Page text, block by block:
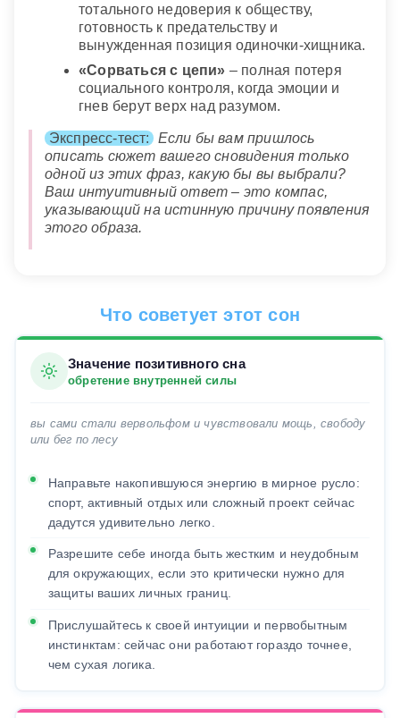
тотального недоверия к обществу,
готовность к предательству и
вынужденная позиция одиночки-хищника.
«Сорваться с цепи» – полная потеря
социального контроля, когда эмоции и
гнев берут верх над разумом.
Экспресс-тест:
Если бы вам пришлось
описать сюжет вашего сновидения только
одной из этих фраз, какую бы вы выбрали?
Ваш интуитивный ответ – это компас,
указывающий на истинную причину появления
этого образа.
Что советует этот сон
Значение позитивного сна
обретение внутренней силы
вы сами стали вервольфом и чувствовали мощь, свободу
или бег по лесу
Направьте накопившуюся энергию в мирное русло:
спорт, активный отдых или сложный проект сейчас
дадутся удивительно легко.
Разрешите себе иногда быть жестким и неудобным
для окружающих, если это критически нужно для
защиты ваших личных границ.
Прислушайтесь к своей интуиции и первобытным
инстинктам: сейчас они работают гораздо точнее,
чем сухая логика.